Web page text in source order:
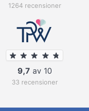
1264 recensioner
9,7 av 10
33 recensioner